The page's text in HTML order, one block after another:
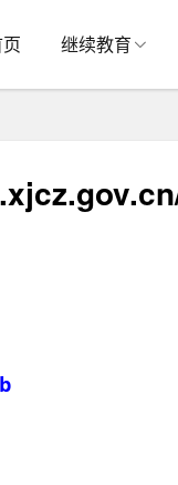
继续教育